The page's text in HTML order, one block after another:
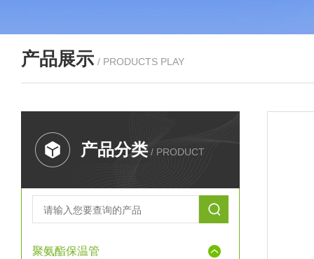
产品展示 / PRODUCTS PLAY
产品分类 / PRODUCT
聚氨酯保温管